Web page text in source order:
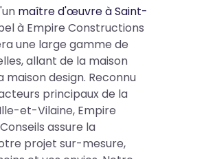
maître d'œuvre à Saint-
à Empire Constructions
une large gamme de
allant de la maison
design. Reconnu
principaux de la
et-Vilaine, Empire
assure la
projet sur-mesure,